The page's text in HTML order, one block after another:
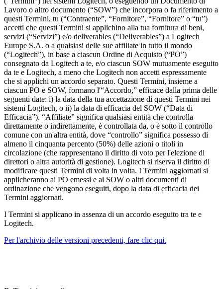
Lavoro o altro documento (“SOW”) che incorpora o fa riferimento a
questi Termini, tu (“Contraente”, “Fornitore”, “Fornitore” o “tu”)
accetti che questi Termini si applichino alla tua fornitura di beni,
servizi (“Servizi”) e/o deliverables (“Deliverables”) a Logitech
Europe S.A. o a qualsiasi delle sue affiliate in tutto il mondo
(“Logitech”), in base a ciascun Ordine di Acquisto (“PO”)
consegnato da Logitech a te, e/o ciascun SOW mutuamente eseguito
da te e Logitech, a meno che Logitech non accetti espressamente
che si applichi un accordo separato. Questi Termini, insieme a
ciascun PO e SOW, formano l'“Accordo,” efficace dalla prima delle
seguenti date: i) la data della tua accettazione di questi Termini nei
sistemi Logitech, o ii) la data di efficacia del SOW (“Data di
Efficacia”). “Affiliate” significa qualsiasi entità che controlla
direttamente o indirettamente, è controllata da, o è sotto il controllo
comune con un'altra entità, dove “controllo” significa possesso di
almeno il cinquanta percento (50%) delle azioni o titoli in
circolazione (che rappresentano il diritto di voto per l'elezione di
direttori o altra autorità di gestione). Logitech si riserva il diritto di
modificare questi Termini di volta in volta. I Termini aggiornati si
applicheranno ai PO emessi e ai SOW o altri documenti di
ordinazione che vengono eseguiti, dopo la data di efficacia dei
Termini aggiornati.
I Termini si applicano in assenza di un accordo eseguito tra te e
Logitech.
Per l'archivio delle versioni precedenti, fare clic qui.